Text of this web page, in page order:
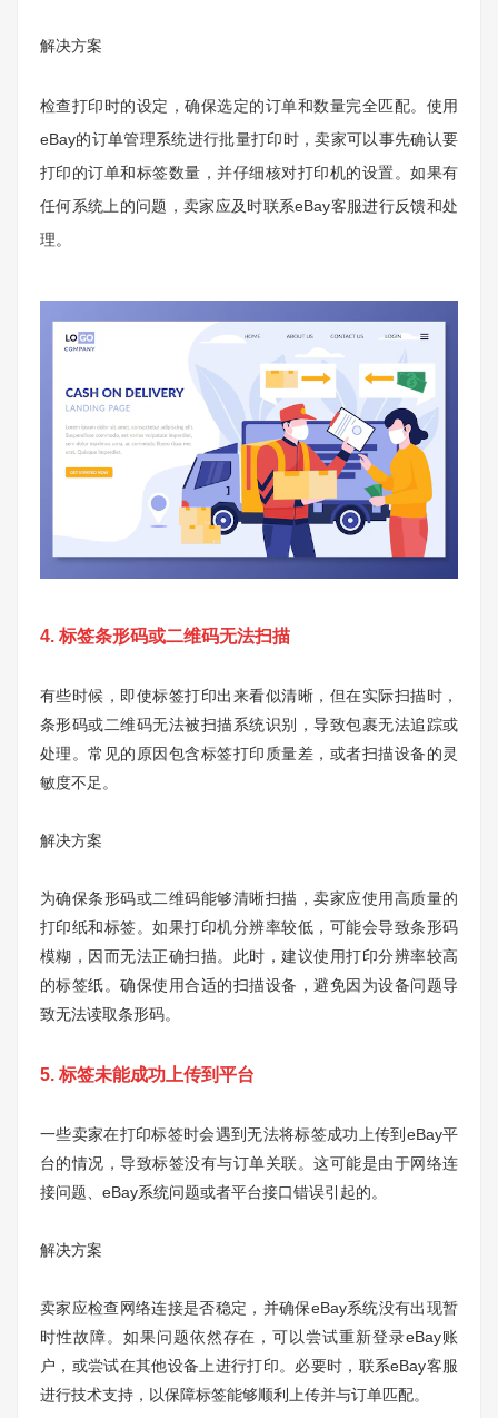
解决方案
检查打印时的设定，确保选定的订单和数量完全匹配。使用
eBay的订单管理系统进行批量打印时，卖家可以事先确认要
打印的订单和标签数量，并仔细核对打印机的设置。如果有
任何系统上的问题，卖家应及时联系eBay客服进行反馈和处
理。
4. 标签条形码或二维码无法扫描
有些时候，即使标签打印出来看似清晰，但在实际扫描时，
条形码或二维码无法被扫描系统识别，导致包裹无法追踪或
处理。常见的原因包含标签打印质量差，或者扫描设备的灵
敏度不足。
解决方案
为确保条形码或二维码能够清晰扫描，卖家应使用高质量的
打印纸和标签。如果打印机分辨率较低，可能会导致条形码
模糊，因而无法正确扫描。此时，建议使用打印分辨率较高
的标签纸。确保使用合适的扫描设备，避免因为设备问题导
致无法读取条形码。
5. 标签未能成功上传到平台
一些卖家在打印标签时会遇到无法将标签成功上传到eBay平
台的情况，导致标签没有与订单关联。这可能是由于网络连
接问题、eBay系统问题或者平台接口错误引起的。
解决方案
卖家应检查网络连接是否稳定，并确保eBay系统没有出现暂
时性故障。如果问题依然存在，可以尝试重新登录eBay账
户，或尝试在其他设备上进行打印。必要时，联系eBay客服
进行技术支持，以保障标签能够顺利上传并与订单匹配。